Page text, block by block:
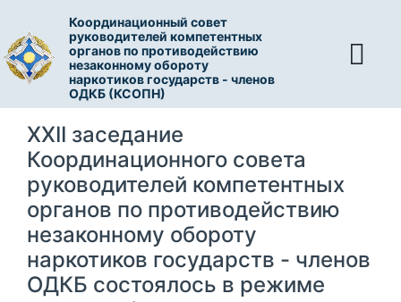
Координационный совет
руководителей компетентных
органов по противодействию
незаконному обороту
наркотиков государств - членов
ОДКБ (КСОПН)
XXII заседание
Координационного совета
руководителей компетентных
органов по противодействию
незаконному обороту
наркотиков государств - членов
ОДКБ состоялось в режиме